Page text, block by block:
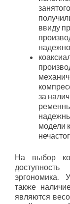
ввиду
за
модели
На выбор
эргономика.
также
являются